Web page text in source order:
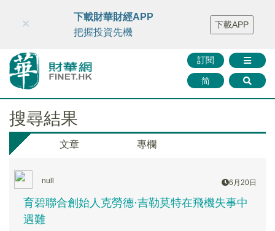
財華智庫網 FINTV FINMETA 財華證券 媒體矩陣
智庫沙龍
聯絡我們
訂閱
简
×
下載財華財經APP
把握投資先機
下載APP
搜尋結果
文章 專欄
null 6月20日
育碧聯合創始人克勞德·吉勒莫特在飛機失事中
遇難